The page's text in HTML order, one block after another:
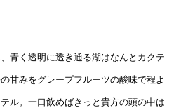
青く透明に透き通る湖はなんとカクテ
甘みをグレープフルーツの酸味で程よ
ル。一口飲めばきっと貴方の頭の中は